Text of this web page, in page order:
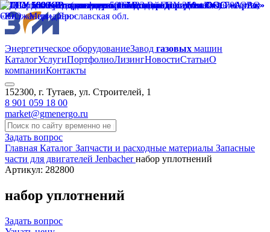
Энергетическое оборудованиеЗавод газовых машин
КаталогУслугиПортфолиоЛизингНовостиСтатьиО
компанииКонтакты
152300, г. Тутаев, ул. Строителей, 1
8 901 059 18 00
market@gmenergo.ru
Задать вопрос
Главная Каталог Запчасти и расходные материалы Запасные
части для двигателей Jenbacherнабор уплотнений
Артикул: 282800
набор уплотнений
Задать вопрос